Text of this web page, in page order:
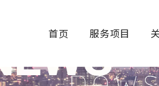
首页 服务项目